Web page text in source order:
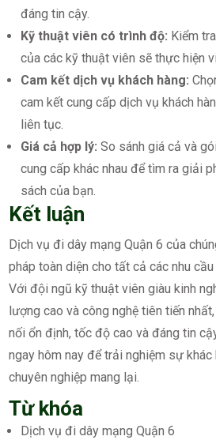
đáng tin cậy.
Kỹ thuật viên có trình độ: Kiểm
của các kỹ thuật viên sẽ thực hiện
Cam kết dịch vụ khách hàng:
cam kết cung cấp dịch vụ khách
liên tục.
Giá cả hợp lý: So sánh giá cả và
cung cấp khác nhau để tìm ra giải
sách của bạn.
Kết luận
Dịch vụ đi dây mạng Quận 6 của
pháp toàn diện cho tất cả các nhu
Với đội ngũ kỹ thuật viên giàu kinh
lượng cao và công nghệ tiên tiến
nối ổn định, tốc độ cao và đáng tin
ngay hôm nay để trải nghiệm sự
chuyên nghiệp mang lại.
Từ khóa
Dịch vụ đi dây mạng Quận 6